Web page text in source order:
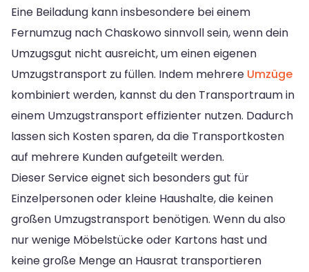
Eine Beiladung kann insbesondere bei einem
Fernumzug nach Chaskowo sinnvoll sein, wenn dein
Umzugsgut nicht ausreicht, um einen eigenen
Umzugstransport zu füllen. Indem mehrere Umzüge
kombiniert werden, kannst du den Transportraum in
einem Umzugstransport effizienter nutzen. Dadurch
lassen sich Kosten sparen, da die Transportkosten
auf mehrere Kunden aufgeteilt werden.
Dieser Service eignet sich besonders gut für
Einzelpersonen oder kleine Haushalte, die keinen
großen Umzugstransport benötigen. Wenn du also
nur wenige Möbelstücke oder Kartons hast und
keine große Menge an Hausrat transportieren